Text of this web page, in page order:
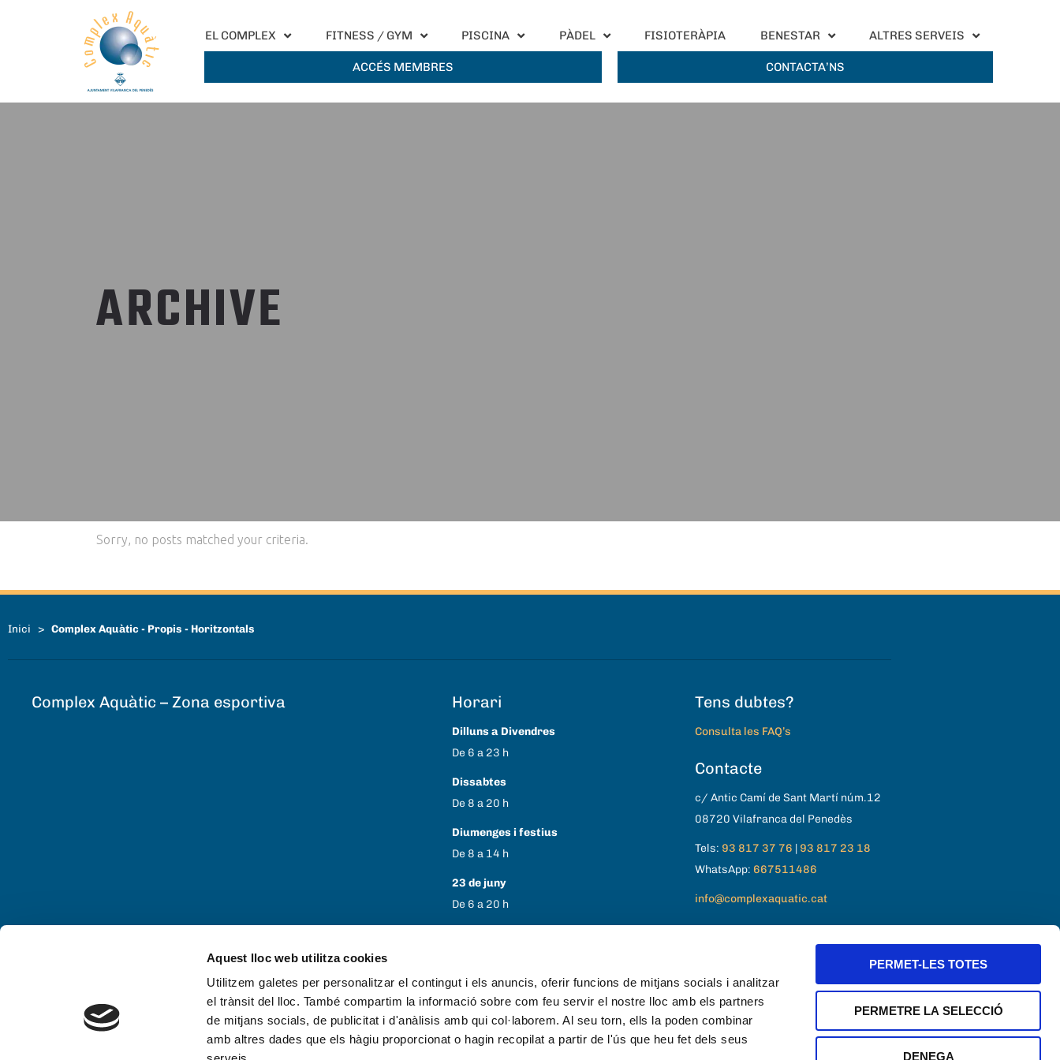
Aquest lloc web utilitza cookies
Utilitzem galetes per personalitzar el contingut i els anuncis, oferir funcions de mitjans socials i analitzar
el trànsit del lloc. També compartim la informació sobre com feu servir el nostre lloc amb els partners
de mitjans socials, de publicitat i d'anàlisis amb qui col·laborem. Al seu torn, ells la poden combinar
amb altres dades que els hàgiu proporcionat o hagin recopilat a partir de l'ús que heu fet dels seus
PERMET-LES TOTES
PERMETRE LA SELECCIÓ
DENEGA
EL COMPLEX FITNESS / GYM PISCINA PÀDEL FISIOTERÀPIA BENESTAR ALTRES SERVEIS
ACCÉS MEMBRES CONTACTA’NS
ARCHIVE
Sorry, no posts matched your criteria.
Inici > Complex Aquàtic - Propis - Horitzontals
Complex Aquàtic – Zona esportiva Horari
Dilluns a Divendres
De 6 a 23 h
Dissabtes
De 8 a 20 h
Diumenges i festius
De 8 a 14 h
23 de juny
De 6 a 20 h
25 i 26 de desembre
Tancat
Tens dubtes?
Consulta les FAQ’s
Contacte
c/ Antic Camí de Sant Martí núm.12
08720 Vilafranca del Penedès
Tels: 93 817 37 76 | 93 817 23 18
WhatsApp: 667511486
info@complexaquatic.cat